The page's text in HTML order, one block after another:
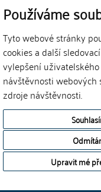
Používáme
Tyto webové stránky
cookies a další
vylepšení
návštěvnosti
zdroje návštěvnosti.
Upravit mé
Charles University and
It will also help you to
...
copyright © 2002-